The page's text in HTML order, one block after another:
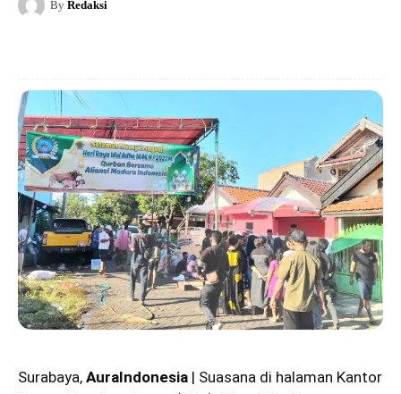
By Redaksi
Surabaya, AuraIndonesia | Suasana di halaman Kantor